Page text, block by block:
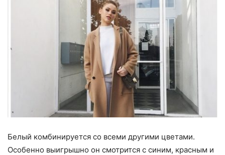
Белый комбинируется со всеми другими цветами.
Особенно выигрышно он смотрится с синим, красным и